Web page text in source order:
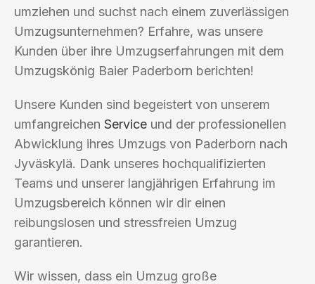
umziehen und suchst nach einem zuverlässigen
Umzugsunternehmen? Erfahre, was unsere
Kunden über ihre Umzugserfahrungen mit dem
Umzugskönig Baier Paderborn berichten!
Unsere Kunden sind begeistert von unserem
umfangreichen Service und der professionellen
Abwicklung ihres Umzugs von Paderborn nach
Jyväskylä. Dank unseres hochqualifizierten
Teams und unserer langjährigen Erfahrung im
Umzugsbereich können wir dir einen
reibungslosen und stressfreien Umzug
garantieren.
Wir wissen, dass ein Umzug große